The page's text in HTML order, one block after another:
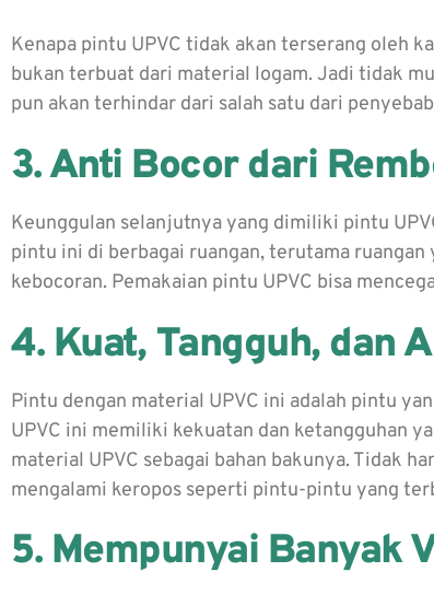
Kenapa pintu UPVC tidak akan terserang oleh
bukan terbuat dari material logam. Jadi tidak
pun akan terhindar dari salah satu dari
3. Anti Bocor dari
Keunggulan selanjutnya yang dimiliki pintu
pintu ini di berbagai ruangan, terutama
kebocoran. Pemakaian pintu UPVC bisa
4. Kuat, Tangguh, dan
Pintu dengan material UPVC ini adalah pintu
UPVC ini memiliki kekuatan dan ketangguhan
material UPVC sebagai bahan bakunya. Tidak
mengalami keropos seperti pintu-pintu yang
5. Mempunyai Banyak